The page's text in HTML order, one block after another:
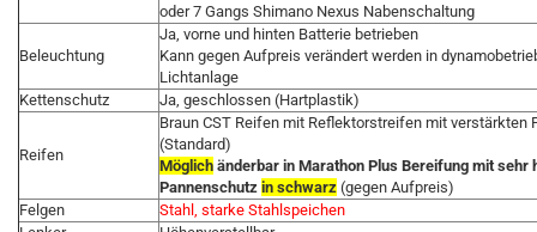
oder 7 Gangs Shimano Nexus Nabenschaltung
Beleuchtung
Ja, vorne und hinten Batterie betrieben
Kann gegen Aufpreis verändert werden in
Lichtanlage
Kettenschutz
Ja, geschlossen (Hartplastik)
Reifen
Braun CST Reifen mit Reflektorstreifen mit verstärkten
(Standard)
Möglich änderbar in Marathon Plus Bereifung mit sehr
Pannenschutz in schwarz (gegen Aufpreis)
Felgen
Stahl, starke Stahlspeichen